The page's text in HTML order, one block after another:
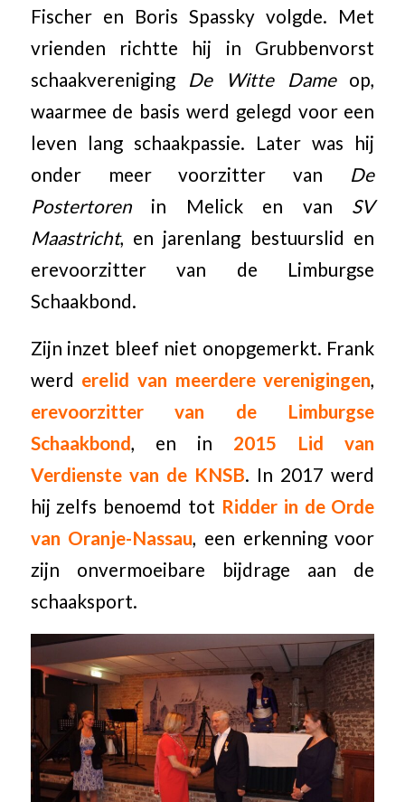
Fischer en Boris Spassky volgde. Met
vrienden richtte hij in Grubbenvorst
schaakvereniging De Witte Dameop,
waarmee de basis werd gelegd voor een
leven lang schaakpassie. Later was hij
onder meer voorzitter van De
Postertorenin Melick en van SV
Maastricht, en jarenlang bestuurslid en
erevoorzitter van de Limburgse
Schaakbond.
Zijn inzet bleef niet onopgemerkt. Frank
werd erelid van meerdere verenigingen,
erevoorzitter van de Limburgse
Schaakbond, en in 2015 Lid van
Verdienste van de KNSB. In 2017 werd
hij zelfs benoemd tot Ridder in de Orde
van Oranje-Nassau, een erkenning voor
zijn onvermoeibare bijdrage aan de
schaaksport.